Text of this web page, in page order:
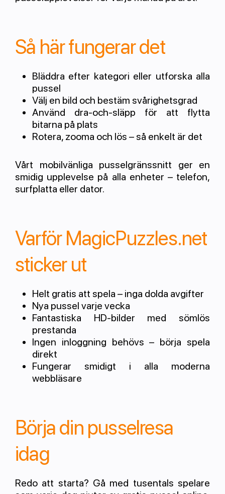
Så här fungerar det
Bläddra efter kategori eller utforska alla
pussel
Välj en bild och bestäm svårighetsgrad
Använd dra-och-släpp för att flytta
bitarna på plats
Rotera, zooma och lös – så enkelt är det
Vårt mobilvänliga pusselgränssnitt ger en
smidig upplevelse på alla enheter – telefon,
surfplatta eller dator.
Varför MagicPuzzles.net
sticker ut
Helt gratis att spela – inga dolda avgifter
Nya pussel varje vecka
Fantastiska HD-bilder med sömlös
prestanda
Ingen inloggning behövs – börja spela
direkt
Fungerar smidigt i alla moderna
webbläsare
Börja din pusselresa
idag
Redo att starta? Gå med tusentals spelare